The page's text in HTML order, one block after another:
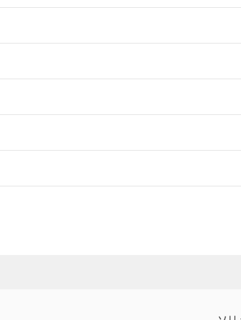
ダウンロードは
（日本